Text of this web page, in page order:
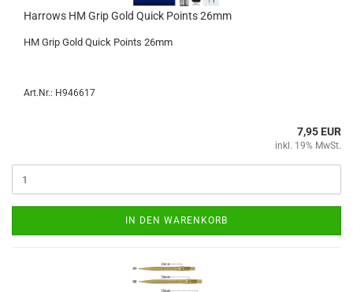
Har­rows HM Grip Gold Quick Points 26mm
HM Grip Gold Quick Points 26mm
Art.Nr.: H946617
7,95 EUR
inkl. 19% MwSt.
IN DEN WARENKORB